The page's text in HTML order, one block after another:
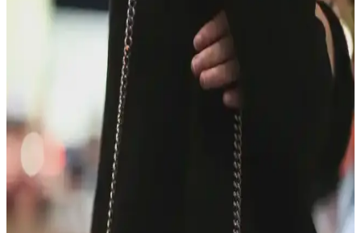
30'lu yaşlardaki anneler için el çantası seçimi, modaya uygunluk,
dayanıklılık ve fonksiyonelliği bir arada sunan modellerle günlük
hayatın ihtiyaçlarına cevap verir. Markalar ve malzeme tercihleri
Dooney & Bourke Janine Çantası: Dayanıklı Deri
Tasarımı ve Piyasa Değeri Analizi
Dooney & Bourke Janine çantası, dayanıklı deri yapısı ve şık
tasarımıyla günlük kullanım ve seyahat için ideal. İkinci el
piyasasında uygun fiyatlı, manevi değeri yüksek bir seçenek sunar.
Çocukça Bulunan Çanta Tasarımları ve Stil
Algısının Sosyal ve Kültürel Boyutları